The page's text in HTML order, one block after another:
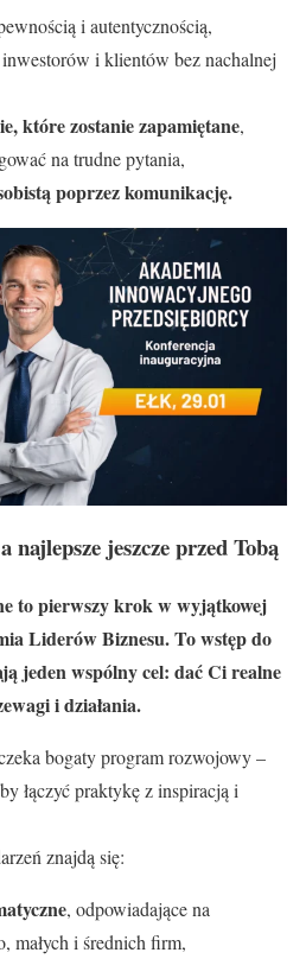
i autentycznością,
i klientów bez nachalnej
które zostanie zapamiętane,
na trudne pytania,
poprzez komunikację.
najlepsze jeszcze przed Tobą
to pierwszy krok w wyjątkowej
Liderów Biznesu. To wstęp do
jeden wspólny cel: dać Ci realne
i działania.
bogaty program rozwojowy –
łączyć praktykę z inspiracją i
znajdą się:
, odpowiadające na
małych i średnich firm,